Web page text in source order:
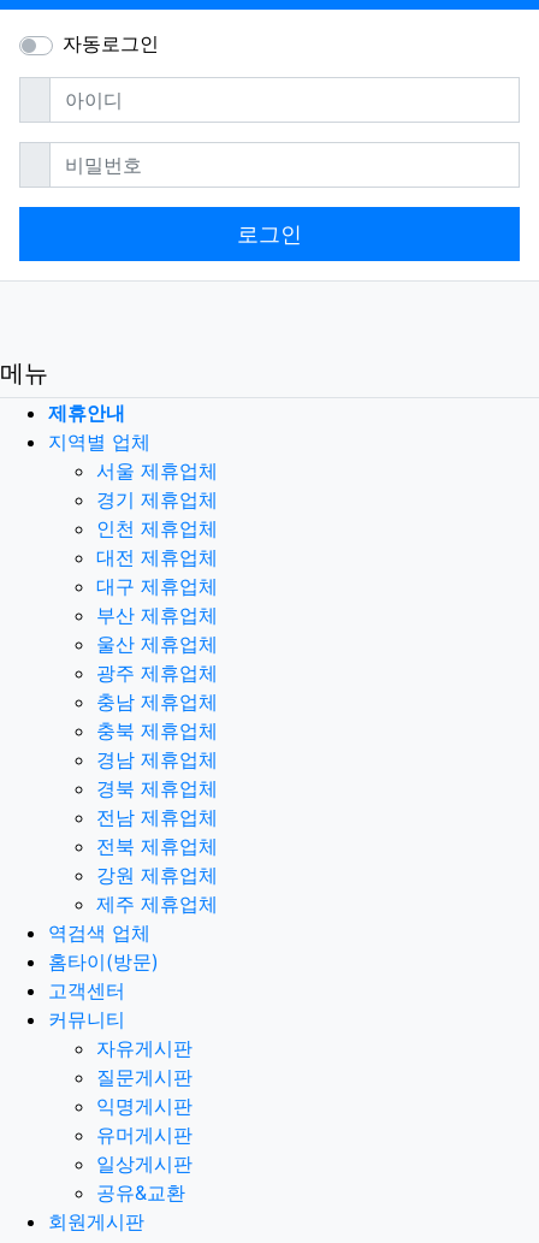
자동로그인
아이디필수
비밀번호필수
로그인
메뉴
제휴안내
지역별 업체
서울 제휴업체
경기 제휴업체
인천 제휴업체
대전 제휴업체
대구 제휴업체
부산 제휴업체
울산 제휴업체
광주 제휴업체
충남 제휴업체
충북 제휴업체
경남 제휴업체
경북 제휴업체
전남 제휴업체
전북 제휴업체
강원 제휴업체
제주 제휴업체
역검색 업체
홈타이(방문)
고객센터
커뮤니티
자유게시판
질문게시판
익명게시판
유머게시판
일상게시판
공유&교환
회원게시판